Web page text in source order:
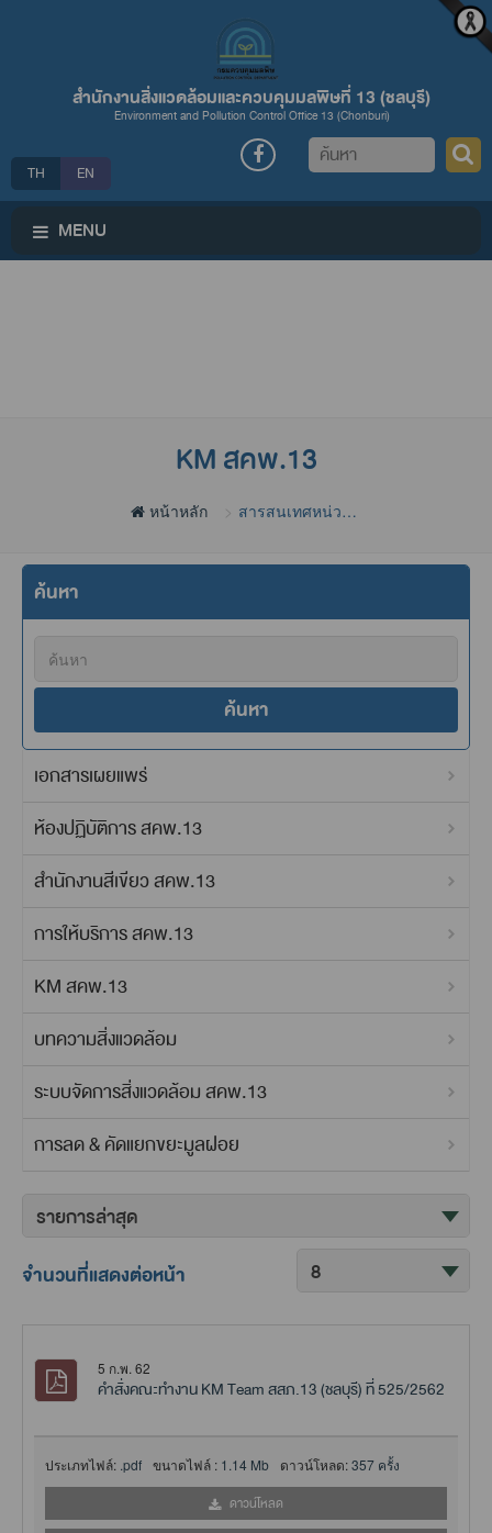
สำนักงานสิ่งแวดล้อมและควบคุมมลพิษที่ 13 (ชลบุรี)
Environment and Pollution Control Office 13 (Chonburi)
TH EN
ค้นหา
MENU
KM สคพ.13
หน้าหลัก
สารสนเทศหน่วย
ค้นหา
ค้นหา
เอกสารเผยแพร่
ห้องปฏิบัติการ สคพ.13
สำนักงานสีเขียว สคพ.13
การให้บริการ สคพ.13
KM สคพ.13
บทความสิ่งแวดล้อม
ระบบจัดการสิ่งแวดล้อม สคพ.13
การลด & คัดแยกขยะมูลฝอย
จำนวนที่แสดงต่อหน้า
5 ก.พ. 62
คำสั่งคณะทำงาน KM Team สสภ.13 (ชลบุรี) ที่ 525/2562
ประเภทไฟล์: .pdf ขนาดไฟล์ : 1.14 Mb ดาวน์โหลด:357 ครั้ง
ดาวน์โหลด